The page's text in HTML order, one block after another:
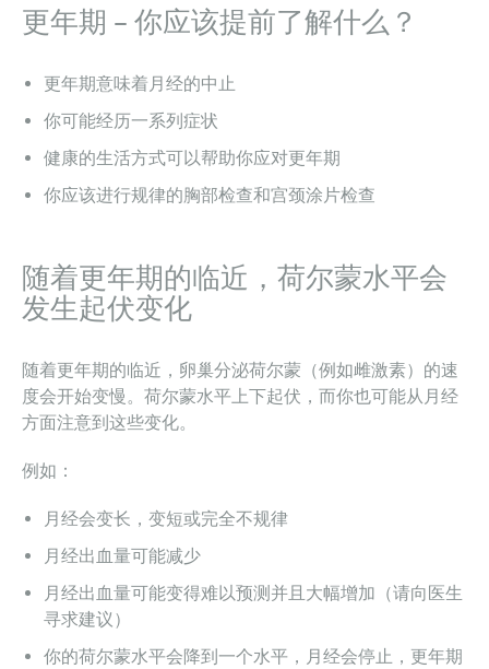
更年期 – 你应该提前了解什么？
更年期意味着月经的中止
你可能经历一系列症状
健康的生活方式可以帮助你应对更年期
你应该进行规律的胸部检查和宫颈涂片检查
随着更年期的临近，荷尔蒙水平会
发生起伏变化
随着更年期的临近，卵巢分泌荷尔蒙（例如雌激素）的速
度会开始变慢。荷尔蒙水平上下起伏，而你也可能从月经
方面注意到这些变化。
例如：
月经会变长，变短或完全不规律
月经出血量可能减少
月经出血量可能变得难以预测并且大幅增加（请向医生
寻求建议）
你的荷尔蒙水平会降到一个水平，月经会停止，更年期